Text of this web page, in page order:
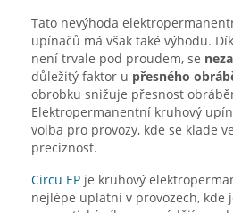
Tato nevýhoda
upínačů má však také výhodu.
není trvale pod proudem, se
důležitý faktor u přesného
obrobku snižuje přesnost
Elektropermanentní kruhový
volba pro provozy, kde se klade
preciznost.
Circu EP je kruhový
nejlépe uplatní v provozech, kde